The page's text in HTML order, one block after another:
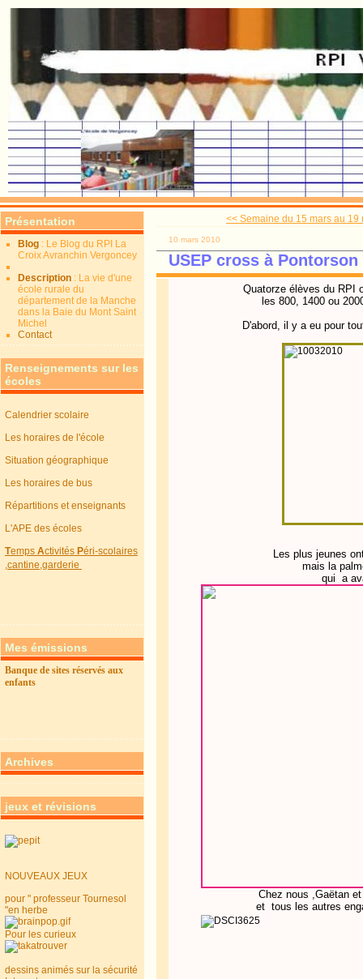
Présentation
Blog : Le Blog du RPI La
Croix Avranchin Vergoncey
Description : La vie d'une
école rurale du
département de la Manche
dans la Baie du Mont Saint
Michel
Contact
Renseignements sur les
écoles
Calendrier scolaire
Les horaires de l'école
Situation géographique
Les horaires de bus
Répartitions et enseignants
L'APE des écoles
TempsActivitésPéri-scolaires
,cantine,garderie
Mes émissions
Banque de sites réservés aux
enfants
Archives
jeux et révisions
NOUVEAUX JEUX
pour " professeur Tournesol
"en herbe
Pour les curieux
dessins animés sur la sécurité
<< Semaine du 15 mars au 19
10 mars 2010
USEP cross à Pontorson
Quatorze élèves du RPI
les 800, 1400 ou
D'abord, il y a eu pour
Les plus jeunes
mais la
qui a
Chez nous ,Gaëtan
et tous les autres